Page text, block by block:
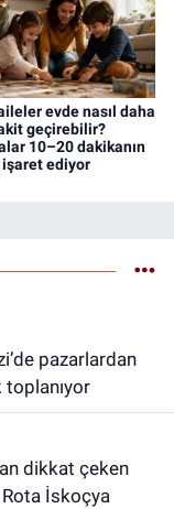
evde nasıl daha
geçirebilir?
10–20 dakikanın
ediyor
toplanıyor
İskoçya